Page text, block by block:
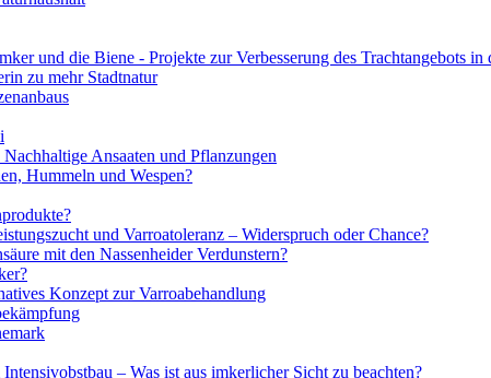
und die Biene - Projekte zur Verbesserung des Trachtangebots in
zu mehr Stadtnatur
Ansaaten und Pflanzungen
Hummeln und Wespen?
und Varroatoleranz – Widerspruch oder Chance?
mit den Nassenheider Verdunstern?
Konzept zur Varroabehandlung
– Was ist aus imkerlicher Sicht zu beachten?